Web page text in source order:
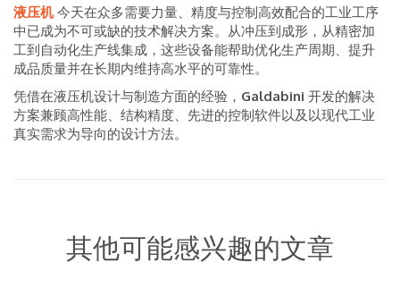
液压机今天在众多需要力量、精度与控制高效配合的工业工序
中已成为不可或缺的技术解决方案。从冲压到成形，从精密加
工到自动化生产线集成，这些设备能帮助优化生产周期、提升
成品质量并在长期内维持高水平的可靠性。
凭借在液压机设计与制造方面的经验， Galdabini 开发的解决
方案兼顾高性能、结构精度、先进的控制软件以及以现代工业
真实需求为导向的设计方法。
其他可能感兴趣的文章